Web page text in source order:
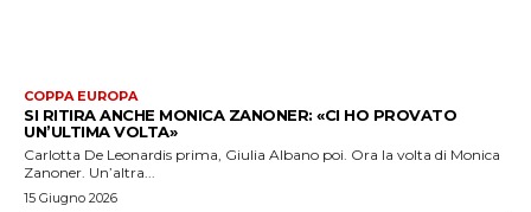
COPPA EUROPA
SI RITIRA ANCHE MONICA ZANONER: «CI HO PROVATO
UN’ULTIMA VOLTA»
Carlotta De Leonardis prima, Giulia Albano poi. Ora la volta di Monica
Zanoner. Un’altra...
15 Giugno 2026